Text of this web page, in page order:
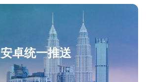
安卓统一推送